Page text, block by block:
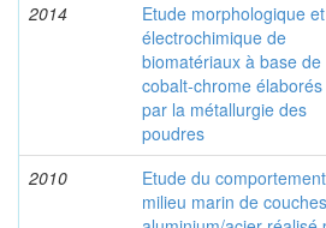
2014
Etude morphologique et
électrochimique de
biomatériaux à base de
cobalt-chrome élaborés
par la métallurgie des
poudres
2010
Etude du
milieu marin de couches